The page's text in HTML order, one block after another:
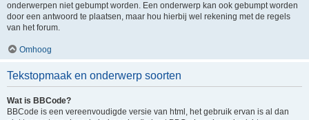
onderwerpen niet gebumpt worden. Een onderwerp kan ook gebumpt worden
door een antwoord te plaatsen, maar hou hierbij wel rekening met de regels
van het forum.
Omhoog
Tekstopmaak en onderwerp soorten
Wat is BBCode?
BBCode is een vereenvoudigde versie van html, het gebruik ervan is al dan